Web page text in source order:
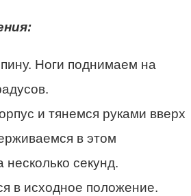
Ноги поднимаем на
и тянемся руками вверх
в этом
секунд.
в исходное положение.